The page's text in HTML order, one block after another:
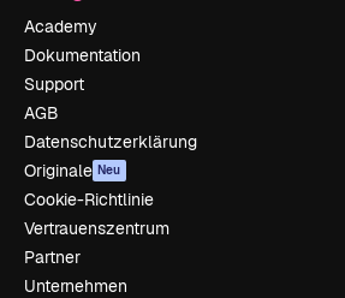
Academy
Dokumentation
Support
AGB
Datenschutzerklärung
Originale Neu
Cookie-Richtlinie
Vertrauenszentrum
Partner
Unternehmen